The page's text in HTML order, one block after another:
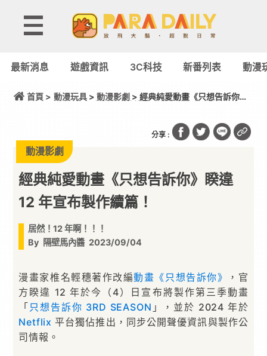
最新消息 遊戲資訊 3C科技 新番列表 動漫
首頁 > 動漫玩具> 動漫影劇 > 經典純愛動畫《只想告訴你》
分享 :
動漫影劇
經典純愛動畫《只想告訴你》睽違
12 年宣布製作續篇！
居然！12 年啊！！！
By 隔壁馬內醬 2023/09/04
漫畫家椎名輕穗著作改編動畫 《只想告訴你》
，官
方睽違 12 年於今（4）日宣布將製作第三季動畫
「 只想告訴你 3RD SEASON 」，並於 2024 年於
Netflix 平台獨佔推出，同步公開聲優資訊與製作公
司情報。